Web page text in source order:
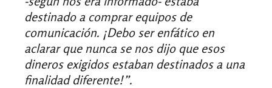
destinado a comprar equipos de
comunicación. ¡Debo ser enfático en
aclarar que nunca se nos dijo que esos
dineros exigidos estaban destinados a una
finalidad diferente!”.